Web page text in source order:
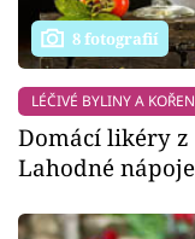
8 fotografií
LÉČIVÉ BYLINY A
Domácí likéry
Lahodné